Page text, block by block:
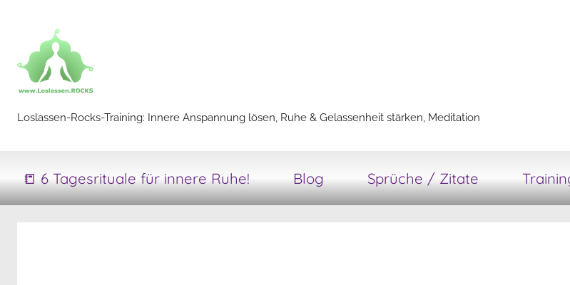
springen
Loslassen-
Rocks-
Loslassen-Rocks-Training: Innere Anspannung lösen, Ruhe & Gelassenheit stärken, Meditation
📒 6 Tagesrituale für innere Ruhe! Blog Sprüche / Zitate